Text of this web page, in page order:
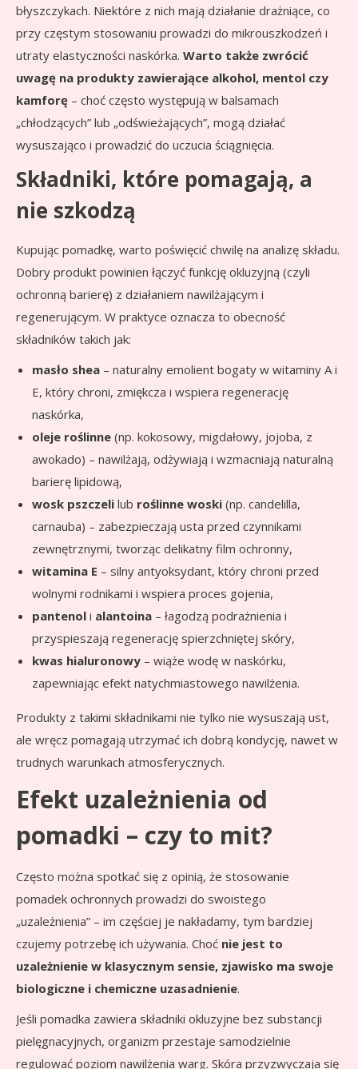
błyszczykach. Niektóre z nich mają działanie drażniące, co
przy częstym stosowaniu prowadzi do mikrouszkodzeń i
utraty elastyczności naskórka. Warto także zwrócić
uwagę na produkty zawierające alkohol, mentol czy
kamforę – choć często występują w balsamach
„chłodzących” lub „odświeżających”, mogą działać
wysuszająco i prowadzić do uczucia ściągnięcia.
Składniki, które pomagają, a
nie szkodzą
Kupując pomadkę, warto poświęcić chwilę na analizę składu.
Dobry produkt powinien łączyć funkcję okluzyjną (czyli
ochronną barierę) z działaniem nawilżającym i
regenerującym. W praktyce oznacza to obecność
składników takich jak:
masło shea – naturalny emolient bogaty w witaminy A i
E, który chroni, zmiękcza i wspiera regenerację
naskórka,
oleje roślinne (np. kokosowy, migdałowy, jojoba, z
awokado) – nawilżają, odżywiają i wzmacniają naturalną
barierę lipidową,
wosk pszczeli lub roślinne woski (np. candelilla,
carnauba) – zabezpieczają usta przed czynnikami
zewnętrznymi, tworząc delikatny film ochronny,
witamina E – silny antyoksydant, który chroni przed
wolnymi rodnikami i wspiera proces gojenia,
pantenol i alantoina – łagodzą podrażnienia i
przyspieszają regenerację spierzchniętej skóry,
kwas hialuronowy – wiąże wodę w naskórku,
zapewniając efekt natychmiastowego nawilżenia.
Produkty z takimi składnikami nie tylko nie wysuszają ust,
ale wręcz pomagają utrzymać ich dobrą kondycję, nawet w
trudnych warunkach atmosferycznych.
Efekt uzależnienia od
pomadki – czy to mit?
Często można spotkać się z opinią, że stosowanie
pomadek ochronnych prowadzi do swoistego
„uzależnienia” – im częściej je nakładamy, tym bardziej
czujemy potrzebę ich używania. Choć nie jest to
uzależnienie w klasycznym sensie, zjawisko ma swoje
biologiczne i chemiczne uzasadnienie.
Jeśli pomadka zawiera składniki okluzyjne bez substancji
pielęgnacyjnych, organizm przestaje samodzielnie
regulować poziom nawilżenia warg. Skóra przyzwyczaja się